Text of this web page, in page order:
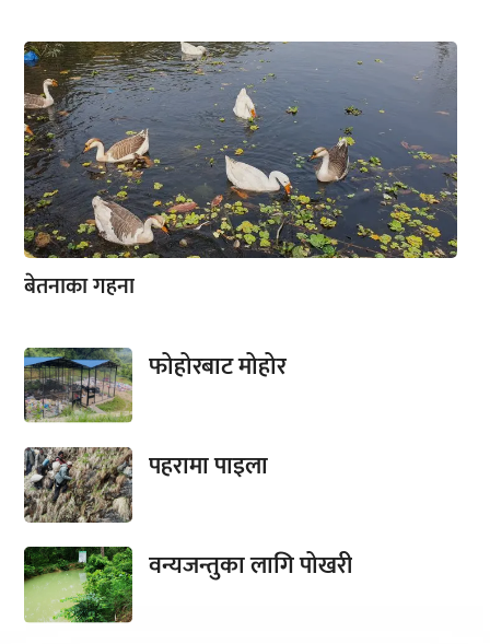
बेतनाका गहना
फोहोरबाट मोहोर
पहरामा पाइला
वन्यजन्तुका लागि पोखरी